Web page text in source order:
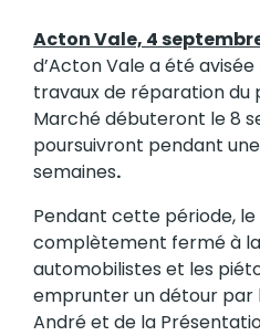
Acton Vale, 4
d’Acton Vale a été
travaux de réparation du
Marché débuteront le 8
poursuivront pendant une
semaines.
Pendant cette période,
complètement fermé à
automobilistes et les
emprunter un détour par
André et de la